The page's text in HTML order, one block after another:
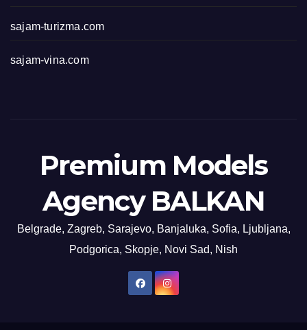
sajam-turizma.com
sajam-vina.com
Premium Models
Agency BALKAN
Belgrade, Zagreb, Sarajevo, Banjaluka, Sofia, Ljubljana,
Podgorica, Skopje, Novi Sad, Nish